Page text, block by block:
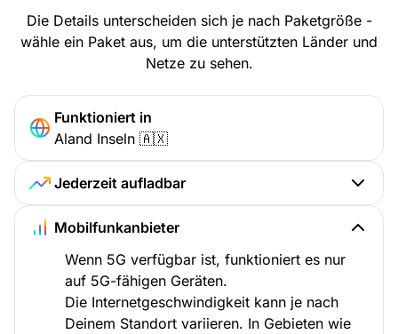
Die Details unterscheiden sich je nach Paketgröße -
wähle ein Paket aus, um die unterstützten Länder und
Netze zu sehen.
Funktioniert in
Aland Inseln 🇦🇽
Jederzeit aufladbar
Mobilfunkanbieter
Wenn 5G verfügbar ist, funktioniert es nur
auf 5G-fähigen Geräten.
Die Internetgeschwindigkeit kann je nach
Deinem Standort variieren. In Gebieten wie